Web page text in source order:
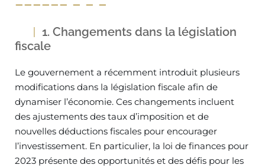
1. Changements dans la législation
fiscale
Le gouvernement a récemment introduit plusieurs
modifications dans la législation fiscale afin de
dynamiser l’économie. Ces changements incluent
des ajustements des taux d’imposition et de
nouvelles déductions fiscales pour encourager
l’investissement. En particulier, la loi de finances pour
2023 présente des opportunités et des défis pour les